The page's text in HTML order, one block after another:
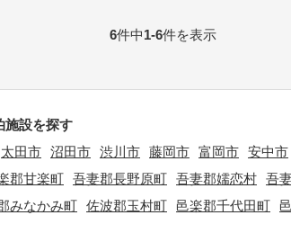
6件中1-6件を表示
施設を探す
太田市 沼田市 渋川市 藤岡市 富岡市 安中市
郡甘楽町 吾妻郡長野原町 吾妻郡嬬恋村 吾
みなかみ町 佐波郡玉村町 邑楽郡千代田町